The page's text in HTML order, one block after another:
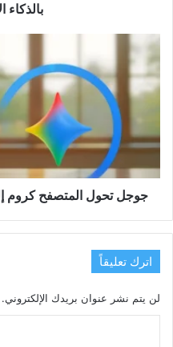
جوجل
تحول
المتصفح
كروم
ذكاء
شامل
جوجل تحول المتصفح كروم
اترك تعليقاً
لن يتم نشر عنوان بريدك الإلكتروني.